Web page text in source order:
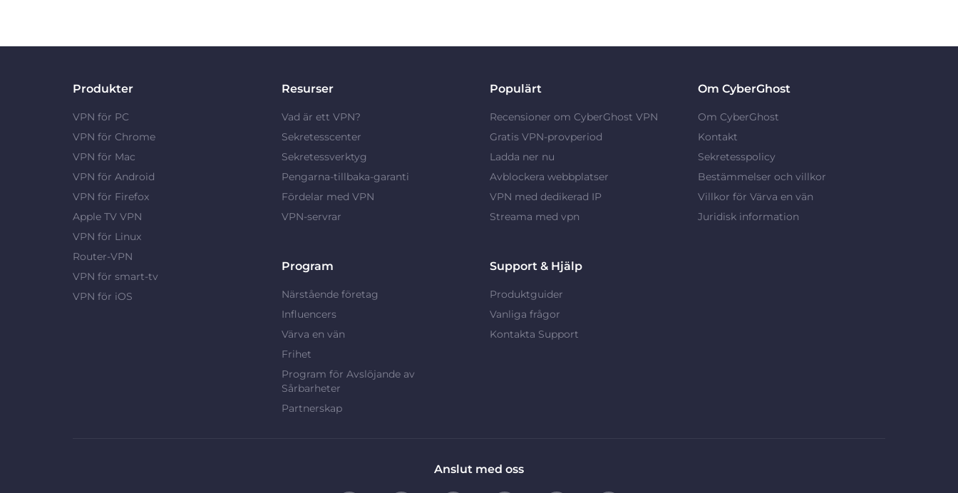
Produkter
VPN för PC
VPN för Chrome
VPN för Mac
VPN för Android
VPN för Firefox
Apple TV VPN
VPN för Linux
Router-VPN
VPN för smart-tv
VPN för iOS
Resurser
Vad är ett VPN?
Sekretesscenter
Sekretessverktyg
Pengarna-tillbaka-garanti
Fördelar med VPN
VPN-servrar
Populärt
Recensioner om CyberGhost VPN
Gratis VPN-provperiod
Ladda ner nu
Avblockera webbplatser
VPN med dedikerad IP
Streama med vpn
Om CyberGhost
Om CyberGhost
Kontakt
Sekretesspolicy
Bestämmelser och villkor
Villkor för Värva en vän
Juridisk information
Program
Närstående företag
Influencers
Värva en vän
Frihet
Program för Avslöjande av
Sårbarheter
Partnerskap
Support & Hjälp
Produktguider
Vanliga frågor
Kontakta Support
Anslut med oss